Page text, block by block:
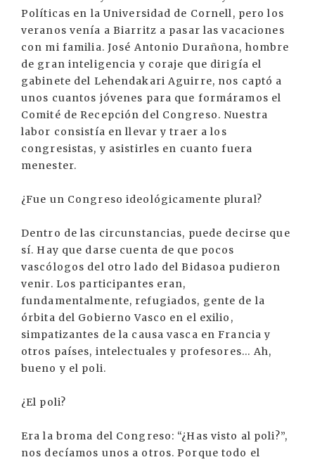
Políticas en la Universidad de Cornell, pero los
veranos venía a Biarritz a pasar las vacaciones
con mi familia. José Antonio Durañona, hombre
de gran inteligencia y coraje que dirigía el
gabinete del Lehendakari Aguirre, nos captó a
unos cuantos jóvenes para que formáramos el
Comité de Recepción del Congreso. Nuestra
labor consistía en llevar y traer a los
congresistas, y asistirles en cuanto fuera
menester.
¿Fue un Congreso ideológicamente plural?
Dentro de las circunstancias, puede decirse que
sí. Hay que darse cuenta de que pocos
vascólogos del otro lado del Bidasoa pudieron
venir. Los participantes eran,
fundamentalmente, refugiados, gente de la
órbita del Gobierno Vasco en el exilio,
simpatizantes de la causa vasca en Francia y
otros países, intelectuales y profesores… Ah,
bueno y el poli.
¿El poli?
Era la broma del Congreso: “¿Has visto al poli?”,
nos decíamos unos a otros. Porque todo el